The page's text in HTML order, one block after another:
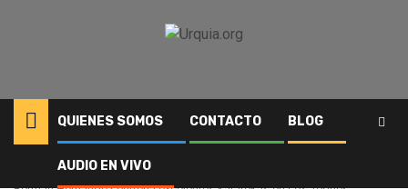
QUIENES SOMOS CONTACTO BLOG
AUDIO EN VIVO
Deportes